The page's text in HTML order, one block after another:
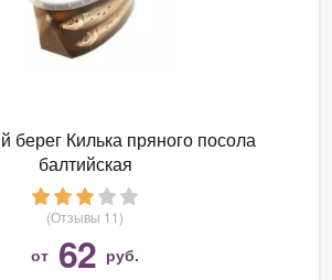
берег Килька пряного посола
балтийская
(Отзывы 11)
от 62 руб.